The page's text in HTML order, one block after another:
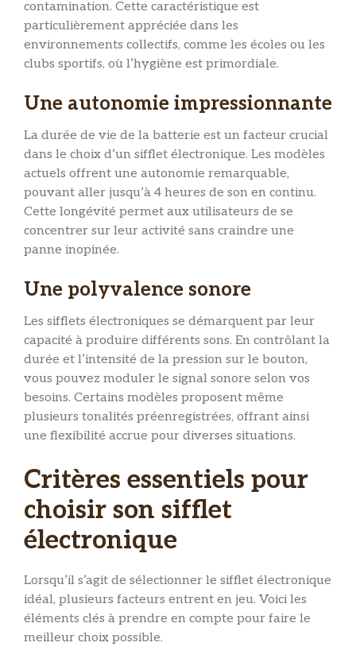
contamination. Cette caractéristique est
particulièrement appréciée dans les
environnements collectifs, comme les écoles ou les
clubs sportifs, où l’hygiène est primordiale.
Une autonomie impressionnante
La durée de vie de la batterie est un facteur crucial
dans le choix d’un sifflet électronique. Les modèles
actuels offrent une autonomie remarquable,
pouvant aller jusqu’à 4 heures de son en continu.
Cette longévité permet aux utilisateurs de se
concentrer sur leur activité sans craindre une
panne inopinée.
Une polyvalence sonore
Les sifflets électroniques se démarquent par leur
capacité à produire différents sons. En contrôlant la
durée et l’intensité de la pression sur le bouton,
vous pouvez moduler le signal sonore selon vos
besoins. Certains modèles proposent même
plusieurs tonalités préenregistrées, offrant ainsi
une flexibilité accrue pour diverses situations.
Critères essentiels pour
choisir son sifflet
électronique
Lorsqu’il s’agit de sélectionner le sifflet électronique
idéal, plusieurs facteurs entrent en jeu. Voici les
éléments clés à prendre en compte pour faire le
meilleur choix possible.